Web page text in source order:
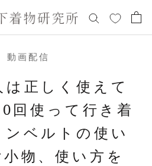
動画配信
正しく使えて
回使って行き着
ベルトの使い
物、使い方を